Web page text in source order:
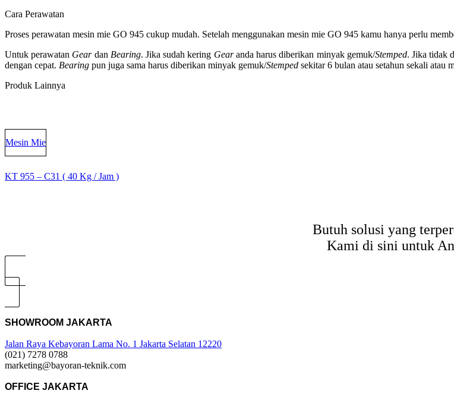
Cara Perawatan
Proses perawatan mesin mie GO 945 cukup mudah. Setelah menggunakan mesin mie GO 945 kamu hanya perlu
Untuk perawatan Gear dan Bearing. Jika sudah kering Gearanda harus diberikan minyak gemuk/Stemped. Jika tidak
dengan cepat. Bearing pun juga sama harus diberikan minyak gemuk/Stemped sekitar 6 bulan atau setahun sekali atau
Produk Lainnya
Mesin Mie
KT 955 – C31 ( 40 Kg / Jam )
KT 955 – C31 ( 40 Kg / Jam )
Butuh solusi yang
Kami di sini untuk
SHOWROOM JAKARTA
Jalan Raya Kebayoran Lama No. 1 Jakarta Selatan 12220
(021) 7278 0788
marketing@bayoran-teknik.com
OFFICE JAKARTA